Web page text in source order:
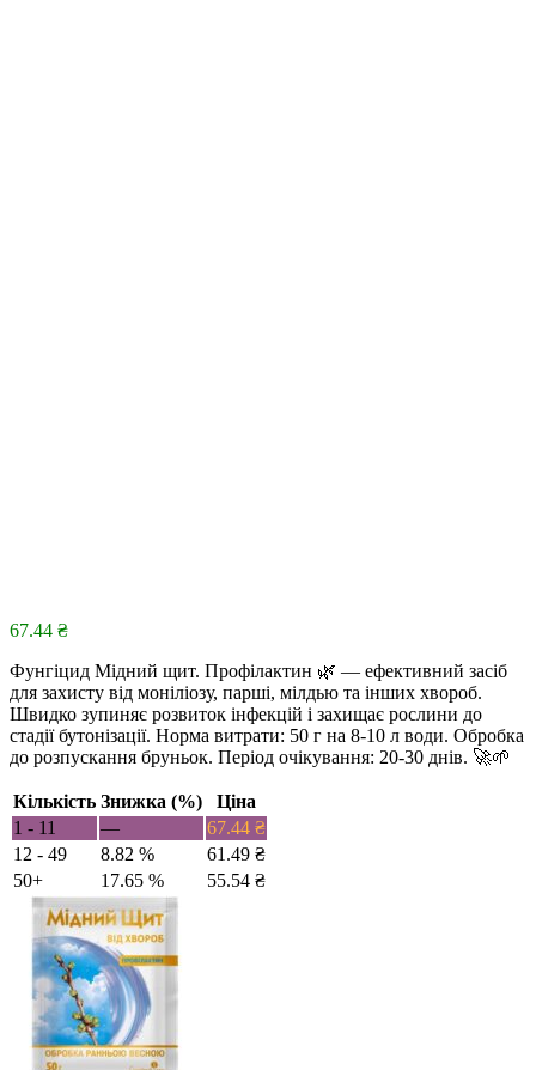
67.44 ₴
Фунгіцид Мідний щит. Профілактин 🌿 — ефективний засіб
для захисту від моніліозу, парші, мілдью та інших хвороб.
Швидко зупиняє розвиток інфекцій і захищає рослини до
стадії бутонізації. Норма витрати: 50 г на 8-10 л води. Обробка
до розпускання бруньок. Період очікування: 20-30 днів. 🚀🌱
Кількість Знижка (%)
Ціна
1 - 11
— 67.44 ₴
12 - 49
8.82 % 61.49 ₴
50+
17.65 % 55.54 ₴